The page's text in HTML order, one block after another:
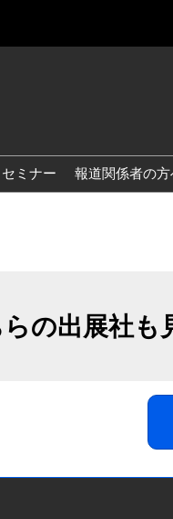
セミナー 報道関係者の
の出展社も